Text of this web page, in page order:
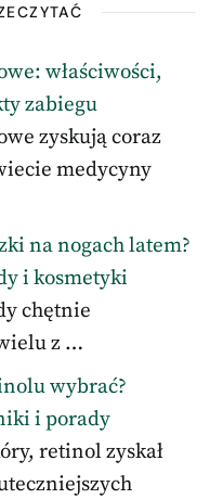
właściwości,
zabiegu
zyskują coraz
medycyny
na nogach latem?
i kosmetyki
chętnie
z …
wybrać?
i porady
retinol zyskał